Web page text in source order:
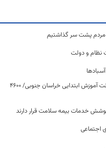
مردم پشت سر گذاشتیم
نظام و دولت
تقدیر مقام عالی وزارت از عملکرد جهادی معاونت آموزش ابتدایی خراسان جنوبی/ ۴۶۰۰
اجتماعی